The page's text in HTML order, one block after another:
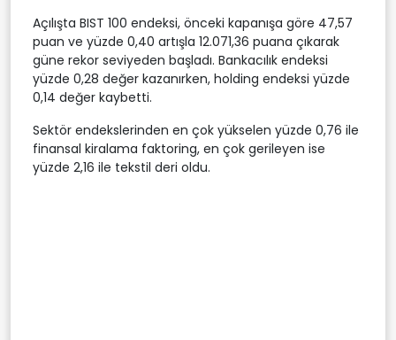
Açılışta BIST 100 endeksi, önceki kapanışa göre 47,57
puan ve yüzde 0,40 artışla 12.071,36 puana çıkarak
güne rekor seviyeden başladı. Bankacılık endeksi
yüzde 0,28 değer kazanırken, holding endeksi yüzde
0,14 değer kaybetti.
Sektör endekslerinden en çok yükselen yüzde 0,76 ile
finansal kiralama faktoring, en çok gerileyen ise
yüzde 2,16 ile tekstil deri oldu.